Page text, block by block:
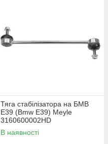
Тяга стабілізатора на БМВ
Е39 (Bmw E39) Meyle
3160600002HD
В наявності